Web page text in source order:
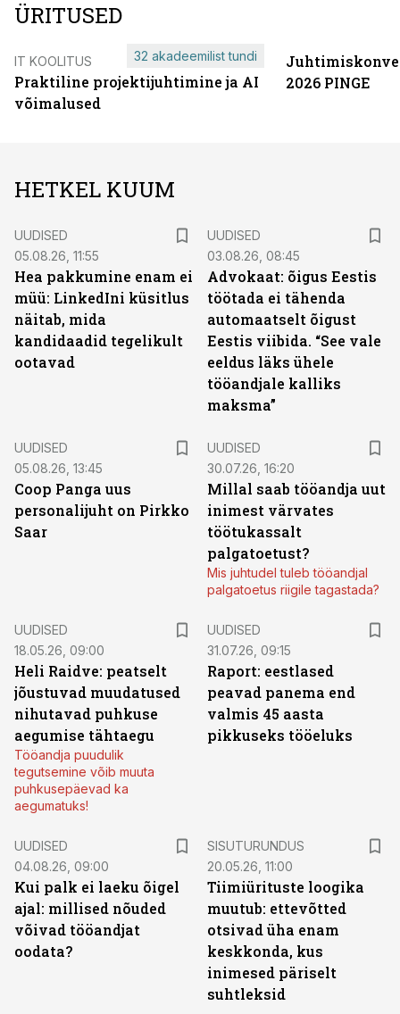
ÜRITUSED
IT KOOLITUS
Praktiline projektijuhtimine ja AI
võimalused
32 akadeemilist tundi
2026 PINGE
HETKEL KUUM
UUDISED
05.08.26, 11:55
Hea pakkumine enam ei
müü: LinkedIni küsitlus
näitab, mida
kandidaadid tegelikult
ootavad
UUDISED
03.08.26, 08:45
Advokaat: õigus Eestis
töötada ei tähenda
automaatselt õigust
Eestis viibida. “See vale
eeldus läks ühele
tööandjale kalliks
maksma”
UUDISED
05.08.26, 13:45
Coop Panga uus
personalijuht on Pirkko
Saar
UUDISED
30.07.26, 16:20
Millal saab tööandja uut
inimest värvates
töötukassalt
palgatoetust?
Mis juhtudel tuleb tööandjal
palgatoetus riigile tagastada?
UUDISED
18.05.26, 09:00
Heli Raidve: peatselt
jõustuvad muudatused
nihutavad puhkuse
aegumise tähtaegu
Tööandja puudulik
tegutsemine võib muuta
puhkusepäevad ka
aegumatuks!
UUDISED
31.07.26, 09:15
Raport: eestlased
peavad panema end
valmis 45 aasta
pikkuseks tööeluks
UUDISED
04.08.26, 09:00
Kui palk ei laeku õigel
ajal: millised nõuded
võivad tööandjat
oodata?
SISUTURUNDUS
20.05.26, 11:00
Tiimiürituste loogika
muutub: ettevõtted
otsivad üha enam
keskkonda, kus
inimesed päriselt
suhtleksid